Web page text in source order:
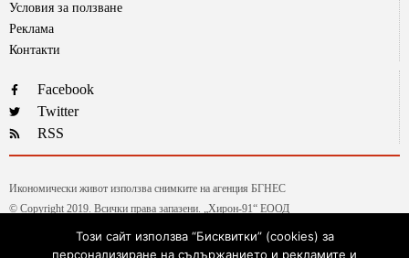
Условия за ползване
Реклама
Контакти
Facebook
Twitter
RSS
Икономически живот използва снимките на агенция БГНЕС
© Copyright 2019. Всички права запазени. „Хирон-91“ ЕООД
Този сайт използва “Бисквитки” (cookies) за
персонализиране на съдържанието и рекламите и